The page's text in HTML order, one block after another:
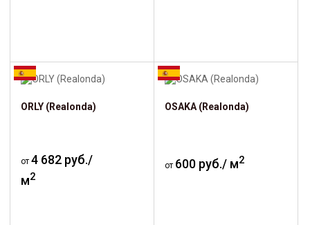
ORLY (Realonda)
от 4 682 руб./
м2
OSAKA (Realonda)
от 600 руб./ м2